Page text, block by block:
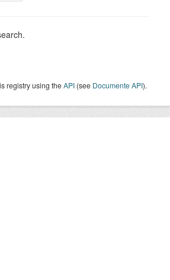
registry using theAPI (see Documente API).